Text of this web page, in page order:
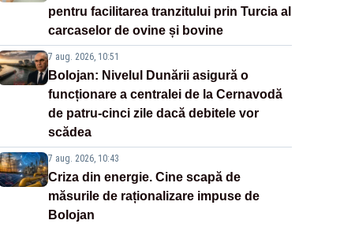
pentru facilitarea tranzitului prin Turcia al
carcaselor de ovine și bovine
7 aug. 2026, 10:51
Bolojan: Nivelul Dunării asigură o
funcționare a centralei de la Cernavodă
de patru-cinci zile dacă debitele vor
scădea
7 aug. 2026, 10:43
Criza din energie. Cine scapă de
măsurile de raționalizare impuse de
Bolojan